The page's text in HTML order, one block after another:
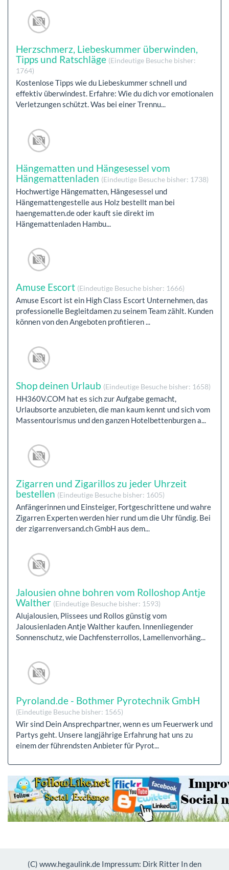
Herzschmerz, Liebeskummer überwinden,
Tipps und Ratschläge (Eindeutige Besuche bisher:
1764)
Kostenlose Tipps wie du Liebeskummer schnell und
effektiv überwindest. Erfahre: Wie du dich vor emotionalen
Verletzungen schützt. Was bei einer Trennu...
Hängematten und Hängesessel vom
Hängemattenladen (Eindeutige Besuche bisher: 1738)
Hochwertige Hängematten, Hängesessel und
Hängemattengestelle aus Holz bestellt man bei
haengematten.de oder kauft sie direkt im
Hängemattenladen Hambu...
Amuse Escort (Eindeutige Besuche bisher: 1666)
Amuse Escort ist ein High Class Escort Unternehmen, das
professionelle Begleitdamen zu seinem Team zählt. Kunden
können von den Angeboten profitieren ...
Shop deinen Urlaub (Eindeutige Besuche bisher: 1658)
HH360V.COM hat es sich zur Aufgabe gemacht,
Urlaubsorte anzubieten, die man kaum kennt und sich vom
Massentourismus und den ganzen Hotelbettenburgen a...
Zigarren und Zigarillos zu jeder Uhrzeit
bestellen (Eindeutige Besuche bisher: 1605)
Anfängerinnen und Einsteiger, Fortgeschrittene und wahre
Zigarren Experten werden hier rund um die Uhr fündig. Bei
der zigarrenversand.ch GmbH aus dem...
Jalousien ohne bohren vom Rolloshop Antje
Walther (Eindeutige Besuche bisher: 1593)
Alujalousien, Plissees und Rollos günstig vom
Jalousienladen Antje Walther kaufen. Innenliegender
Sonnenschutz, wie Dachfensterrollos, Lamellenvorhäng...
Pyroland.de - Bothmer Pyrotechnik GmbH
(Eindeutige Besuche bisher: 1565)
Wir sind Dein Ansprechpartner, wenn es um Feuerwerk und
Partys geht. Unsere langjährige Erfahrung hat uns zu
einem der führendsten Anbieter für Pyrot...
(C) www.hegaulink.de Impressum: Dirk Ritter In den